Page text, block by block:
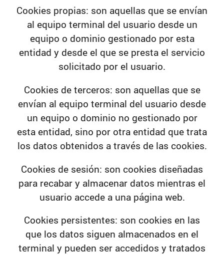
Cookies propias: son aquellas que se envían
al equipo terminal del usuario desde un
equipo o dominio gestionado por esta
entidad y desde el que se presta el servicio
solicitado por el usuario.
Cookies de terceros: son aquellas que se
envían al equipo terminal del usuario desde
un equipo o dominio no gestionado por
esta entidad, sino por otra entidad que trata
los datos obtenidos a través de las cookies.
Cookies de sesión: son cookies diseñadas
para recabar y almacenar datos mientras el
usuario accede a una página web.
Cookies persistentes: son cookies en las
que los datos siguen almacenados en el
terminal y pueden ser accedidos y tratados